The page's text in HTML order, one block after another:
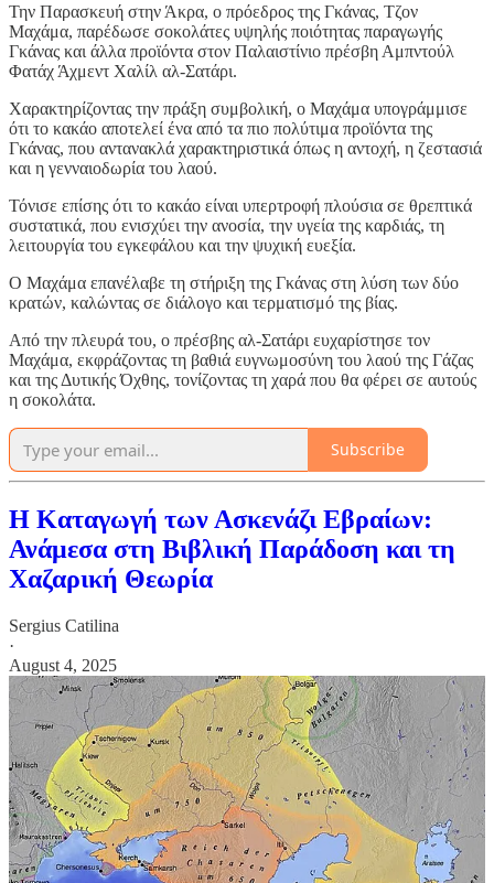
Την Παρασκευή στην Άκρα, ο πρόεδρος της Γκάνας, Τζον
Μαχάμα, παρέδωσε σοκολάτες υψηλής ποιότητας παραγωγής
Γκάνας και άλλα προϊόντα στον Παλαιστίνιο πρέσβη Αμπντούλ
Φατάχ Άχμεντ Χαλίλ αλ-Σατάρι.
Χαρακτηρίζοντας την πράξη συμβολική, ο Μαχάμα υπογράμμισε
ότι το κακάο αποτελεί ένα από τα πιο πολύτιμα προϊόντα της
Γκάνας, που αντανακλά χαρακτηριστικά όπως η αντοχή, η ζεστασιά
και η γενναιοδωρία του λαού.
Τόνισε επίσης ότι το κακάο είναι υπερτροφή πλούσια σε θρεπτικά
συστατικά, που ενισχύει την ανοσία, την υγεία της καρδιάς, τη
λειτουργία του εγκεφάλου και την ψυχική ευεξία.
Ο Μαχάμα επανέλαβε τη στήριξη της Γκάνας στη λύση των δύο
κρατών, καλώντας σε διάλογο και τερματισμό της βίας.
Από την πλευρά του, ο πρέσβης αλ-Σατάρι ευχαρίστησε τον
Μαχάμα, εκφράζοντας τη βαθιά ευγνωμοσύνη του λαού της Γάζας
και της Δυτικής Όχθης, τονίζοντας τη χαρά που θα φέρει σε αυτούς
η σοκολάτα.
Subscribe
Η Καταγωγή των Ασκενάζι Εβραίων:
Ανάμεσα στη Βιβλική Παράδοση και τη
Χαζαρική Θεωρία
Sergius Catilina
·
August 4, 2025